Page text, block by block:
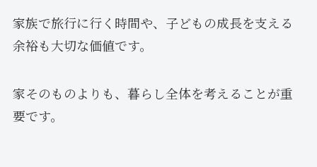
家族で旅行に行く時間や、子どもの成長を支える
余裕も大切な価値です。
家そのものよりも、暮らし全体を考えることが重
要です。